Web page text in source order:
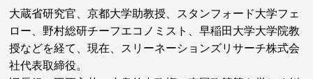
大蔵省研究官、京都大学助教授、スタンフォード大学フェ
ロー、野村総研チーフエコノミスト、早稲田大学大学院教
授などを経て、現在、スリーネーションズリサーチ株式会
社代表取締役。